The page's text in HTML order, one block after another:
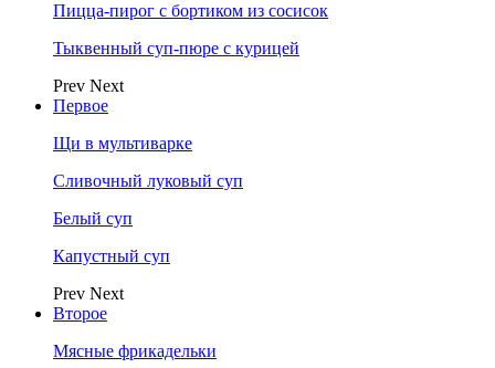
Пицца-пирог с бортиком из сосисок
Тыквенный суп-пюре с курицей
Prev Next
Первое
Щи в мультиварке
Сливочный луковый суп
Белый суп
Капустный суп
Prev Next
Второе
Мясные фрикадельки